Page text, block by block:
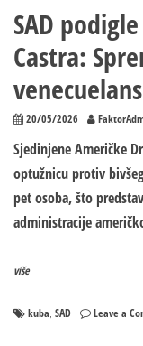
SAD
Castra:
20/05/2026
Sjedinjene Američke
optužnicu protiv
pet osoba, što
administracije
više
kuba, SAD Leave a